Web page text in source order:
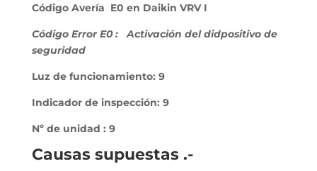
Código Avería E0 en Daikin VRV I
Código Error E0 :
Activación del didpositivo de
seguridad
Luz de funcionamiento: 9
Indicador de inspección: 9
Nº de unidad : 9
Causas supuestas .-